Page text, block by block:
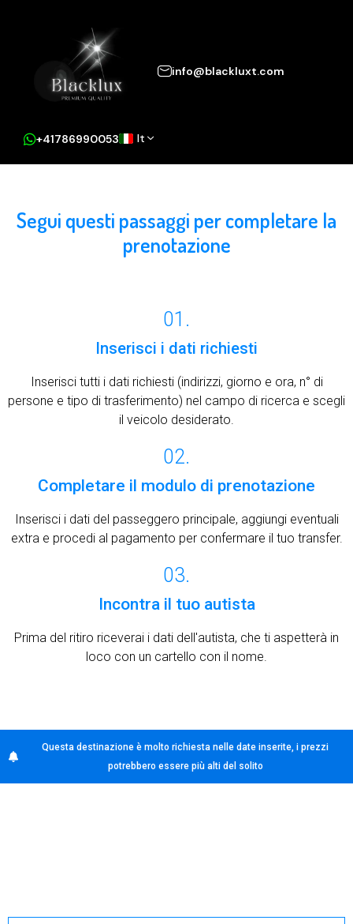
info@blackluxt.com
+41786990053 It
Segui questi passaggi per completare la
prenotazione
01.
Inserisci i dati richiesti
Inserisci tutti i dati richiesti (indirizzi, giorno e ora, n° di
persone e tipo di trasferimento) nel campo di ricerca e scegli
il veicolo desiderato.
02.
Completare il modulo di prenotazione
Inserisci i dati del passeggero principale, aggiungi eventuali
extra e procedi al pagamento per confermare il tuo transfer.
03.
Incontra il tuo autista
Prima del ritiro riceverai i dati dell'autista, che ti aspetterà in
loco con un cartello con il nome.
Questa destinazione è molto richiesta nelle date inserite, i prezzi
potrebbero essere più alti del solito